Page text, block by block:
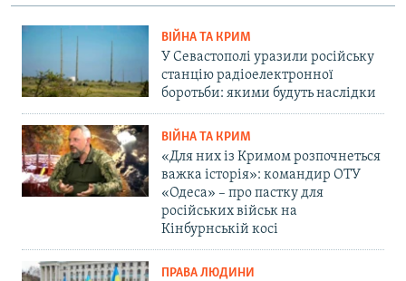
ВІЙНА ТА КРИМ
У Севастополі уразили російську
станцію радіоелектронної
боротьби: якими будуть наслідки
ВІЙНА ТА КРИМ
«Для них із Кримом розпочнеться
важка історія»: командир ОТУ
«Одеса» – про пастку для
російських військ на
Кінбурнській косі
ПРАВА ЛЮДИНИ